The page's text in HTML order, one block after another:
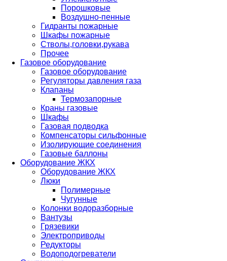
Порошковые
Воздушно-пенные
Гидранты пожарные
Шкафы пожарные
Стволы,головки,рукава
Прочее
Газовое оборудование
Газовое оборудование
Регуляторы давления газа
Клапаны
Термозапорные
Краны газовые
Шкафы
Газовая подводка
Компенсаторы сильфонные
Изолирующие соединения
Газовые баллоны
Оборудование ЖКХ
Оборудование ЖКХ
Люки
Полимерные
Чугунные
Колонки водоразборные
Вантузы
Грязевики
Электроприводы
Редукторы
Водоподогреватели